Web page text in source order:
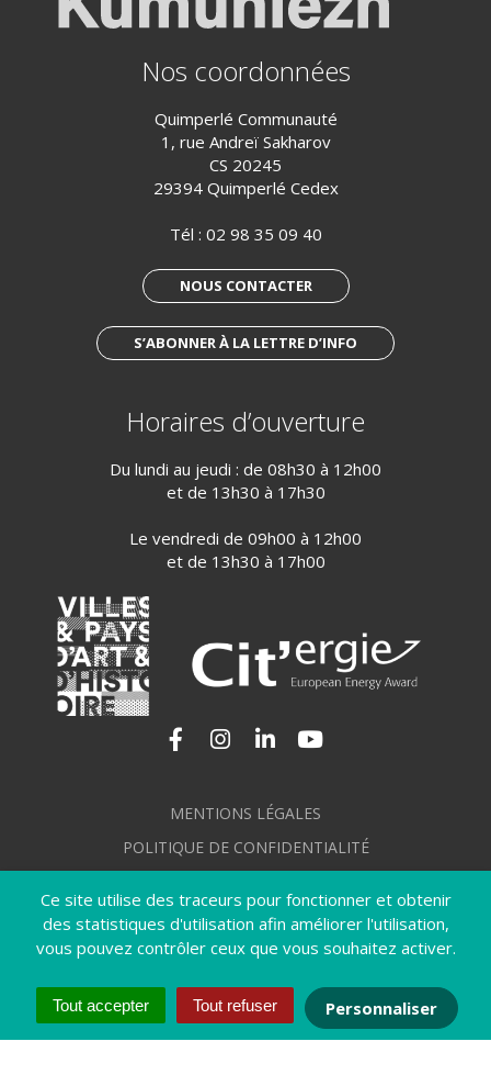
Ce site utilise des traceurs pour fonctionner et obtenir
des statistiques d'utilisation afin améliorer l'utilisation,
vous pouvez contrôler ceux que vous souhaitez activer.
Tout accepter Tout refuser Personnaliser
Nos coordonnées
Quimperlé Communauté
1, rue Andreï Sakharov
CS 20245
29394 Quimperlé Cedex
Tél : 02 98 35 09 40
NOUS CONTACTER
S’ABONNER À LA LETTRE D’INFO
Horaires d’ouverture
Du lundi au jeudi : de 08h30 à 12h00
et de 13h30 à 17h30
Le vendredi de 09h00 à 12h00
et de 13h30 à 17h00
Lien vers le compte Facebook
Lien vers le compte Instagram
Lien vers le compte
MENTIONS LÉGALES
POLITIQUE DE CONFIDENTIALITÉ
PLAN DU SITE
CRÉDITS
ACCESSIBILITÉ : NON CONFORME